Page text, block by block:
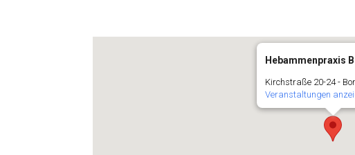
Hebammenpraxis
Kirchstraße 20-24 -
Veranstaltungen